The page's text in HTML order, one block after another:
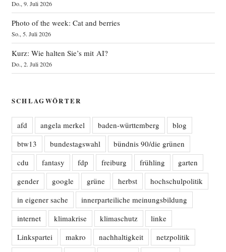
Do., 9. Juli 2026
Photo of the week: Cat and berries
So., 5. Juli 2026
Kurz: Wie halten Sie’s mit AI?
Do., 2. Juli 2026
SCHLAGWÖRTER
afd angela merkel baden-württemberg
blog
btw13
bundestagswahl
bündnis 90/die grünen
cdu
fantasy fdp freiburg frühling
garten
gender
google grüne herbst
hochschulpolitik
in eigener sache
innerparteiliche meinungsbildung
internet
klimakrise klimaschutz
linke
Linkspartei
makro nachhaltigkeit
netzpolitik